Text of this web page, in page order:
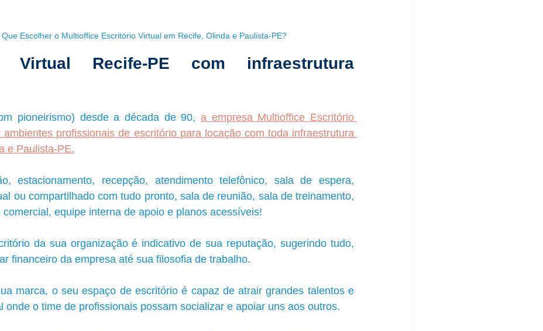
Que Escolher o Multioffice Escritório Virtual em Recife, Olinda e Paulista-PE?
Virtual Recife-PE com infraestrutura
pioneirismo) desde a década de 90, a empresa Multioffice Escritório
profissionais de escritório para locação com toda infraestrutura
e Paulista-PE.
estacionamento, recepção, atendimento telefônico, sala de espera,
ou compartilhado com tudo pronto, sala de reunião, sala de treinamento,
equipe interna de apoio e planos acessíveis!
da sua organização é indicativo de sua reputação, sugerindo tudo,
financeiro da empresa até sua filosofia de trabalho.
marca, o seu espaço de escritório é capaz de atrair grandes talentos e
onde o time de profissionais possam socializar e apoiar uns aos outros.